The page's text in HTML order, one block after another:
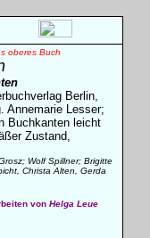
oberes Buch
Berlin,
Annemarie Lesser;
Buchkanten leicht
Zustand,
Wolf Spillner; Brigitte
Christa Alten, Gerda
von Helga Leue